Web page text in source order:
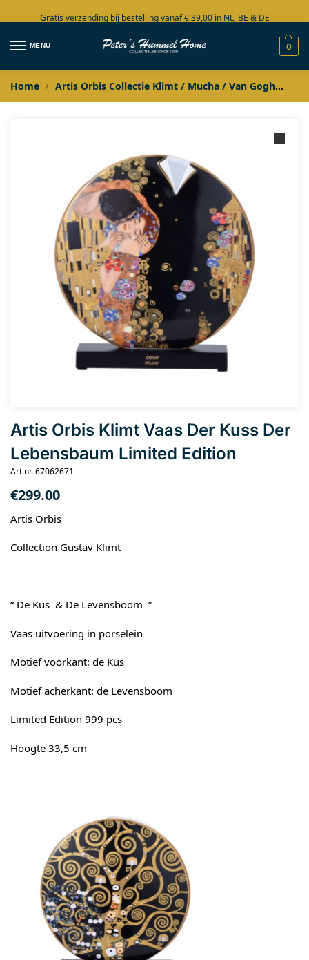
Gratis verzending bij bestelling vanaf € 39,00 in NL, BE & DE
Grote collectie in voorraad
MENU 0
Home / Artis Orbis Collectie Klimt / Mucha / Van Gogh
Artis Orbis Klimt Vaas Der Kuss Der
Lebensbaum Limited Edition
Art.nr. 67062671
€299.00
Artis Orbis
Collection Gustav Klimt
“ De Kus & De Levensboom ”
Vaas uitvoering in porselein
Motief voorkant: de Kus
Motief acherkant: de Levensboom
Limited Edition 999 pcs
Hoogte 33,5 cm